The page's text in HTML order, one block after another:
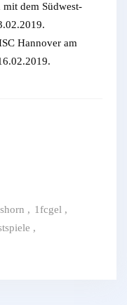
dem Südwest-
Hannover am
, 1fcgel ,
,